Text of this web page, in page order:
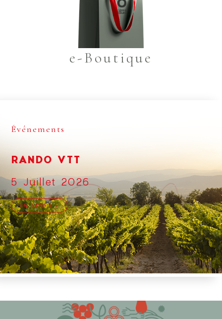
e-Boutique
Événements
RANDO VTT
5 Juillet 2026
EN SAVOIR +